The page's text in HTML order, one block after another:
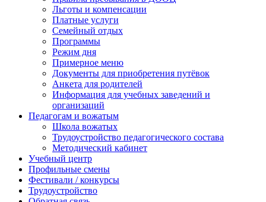
Льготы и компенсации
Платные услуги
Семейный отдых
Программы
Режим дня
Примерное меню
Документы для приобретения путёвок
Анкета для родителей
Информация для учебных заведений и
организаций
Педагогам и вожатым
Школа вожатых
Трудоустройство педагогического состава
Методический кабинет
Учебный центр
Профильные смены
Фестивали / конкурсы
Трудоустройство